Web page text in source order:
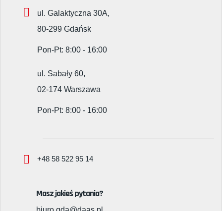
ul. Galaktyczna 30A,
80-299 Gdańsk
Pon-Pt: 8:00 - 16:00
ul. Sabały 60,
02-174 Warszawa
Pon-Pt: 8:00 - 16:00
+48 58 522 95 14
Masz jakieś pytania?